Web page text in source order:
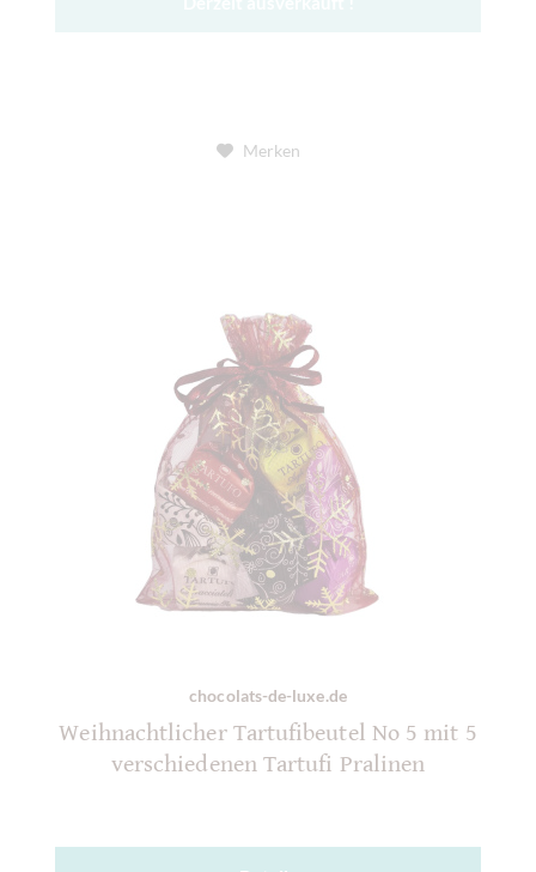
Merken
chocolats-de-luxe.de
Weihnachtlicher Tartufibeutel No 5 mit 5
verschiedenen Tartufi Pralinen